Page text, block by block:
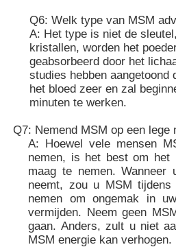
Q6: Welk type van MSM
A: Het type is niet de
kristallen, worden het
geabsorbeerd door het
studies hebben aangetoond
het bloed zeer en zal
minuten te werken.
Q7: Nemend MSM op een lege
A: Hoewel vele mensen
nemen, is het best om het
maag te nemen.
neemt, zou u MSM
nemen om ongemak in
vermijden. Neem geen
gaan. Anders, zult u niet
MSM energie kan verhogen.